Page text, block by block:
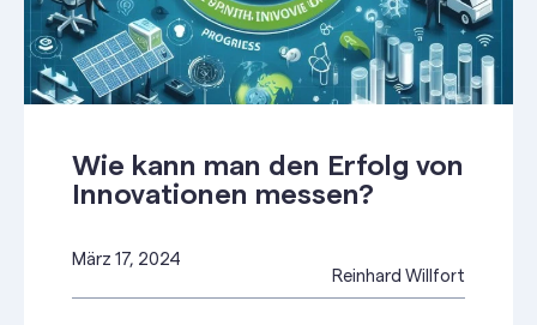
Wie kann man den Erfolg von
Innovationen messen?
März 17, 2024
Reinhard Willfort